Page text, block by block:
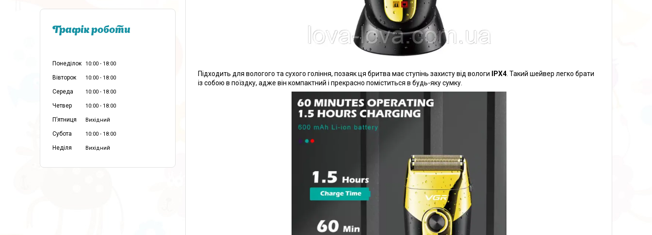
Підходить для вологого та сухого гоління, позаяк ця бритва має ступінь захисту від вологи IPX4. Такий шейвер легко брати
із собою в поїздку, адже він компактний і прекрасно поміститься в будь-яку сумку.
Графік роботи
Понеділок 10:00 18:00
Вівторок 10:00 18:00
Середа 10:00 18:00
Четвер 10:00 18:00
Пʼятниця Вихідний
Субота 10:00 18:00
Неділя Вихідний